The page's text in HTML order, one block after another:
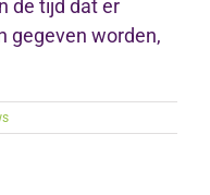
de tijd dat er
gegeven worden,